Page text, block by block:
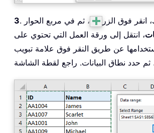
3 انقر فوق الزر
، ثم في مربع الحوار
، انتقل إلى ورقة العمل التي تحتوي على
استخدامها عن طريق النقر فوق علامة تبويب